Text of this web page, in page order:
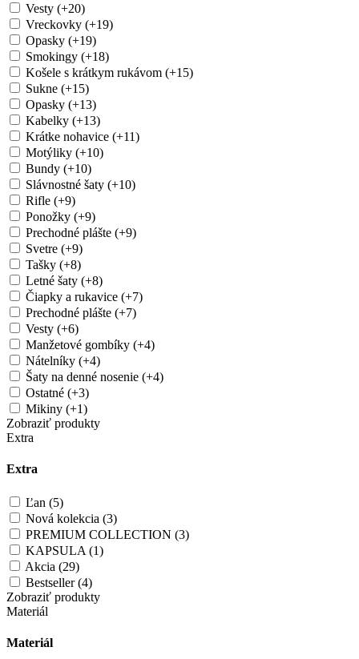
Vesty (+20)
Vreckovky (+19)
Opasky (+19)
Smokingy (+18)
Košele s krátkym rukávom (+15)
Sukne (+15)
Opasky (+13)
Kabelky (+13)
Krátke nohavice (+11)
Motýliky (+10)
Bundy (+10)
Slávnostné šaty (+10)
Rifle (+9)
Ponožky (+9)
Prechodné plášte (+9)
Svetre (+9)
Tašky (+8)
Letné šaty (+8)
Čiapky a rukavice (+7)
Prechodné plášte (+7)
Vesty (+6)
Manžetové gombíky (+4)
Nátelníky (+4)
Šaty na denné nosenie (+4)
Ostatné (+3)
Mikiny (+1)
Zobraziť produkty
Extra
Extra
Ľan (5)
Nová kolekcia (3)
PREMIUM COLLECTION (3)
KAPSULA (1)
Akcia (29)
Bestseller (4)
Zobraziť produkty
Materiál
Materiál